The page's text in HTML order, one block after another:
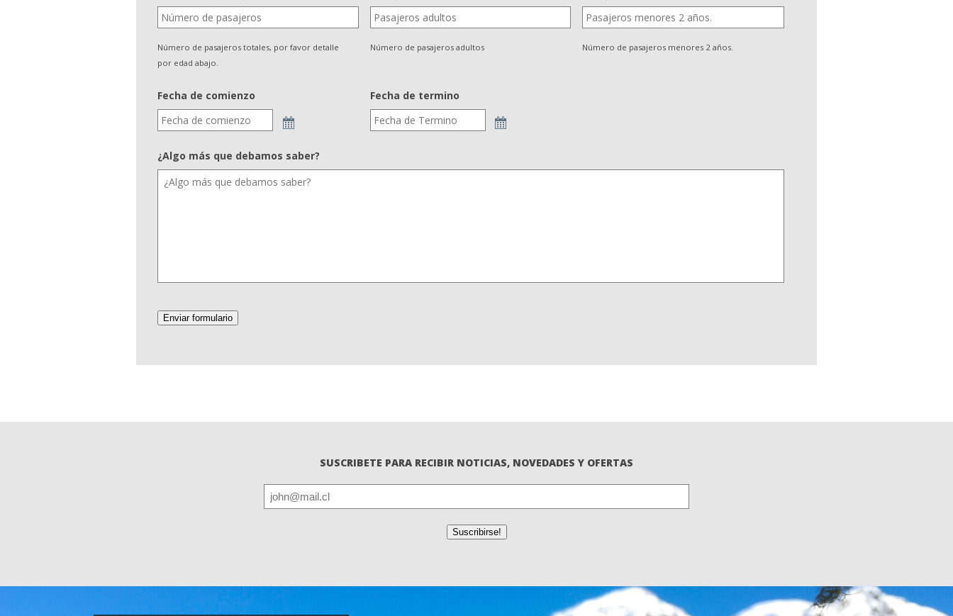
Número de pasajeros totales, por favor detalle
por edad abajo.
Número de pasajeros adultos Número de pasajeros menores 2 años.
Fecha de comienzo Fecha de termino
¿Algo más que debamos saber?
Enviar formulario
SUSCRIBETE PARA RECIBIR NOTICIAS, NOVEDADES Y OFERTAS
E-
mail(Required)
Suscribirse!